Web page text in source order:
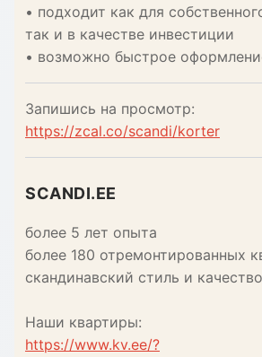
• подходит как для
так и в качестве инвестиции
• возможно быстрое
Запишись на просмотр:
https://zcal.co/scandi/korter
SCANDI.EE
более 5 лет опыта
более 180 отремонтированных
скандинавский стиль и качество
Наши квартиры:
https://www.kv.ee/?